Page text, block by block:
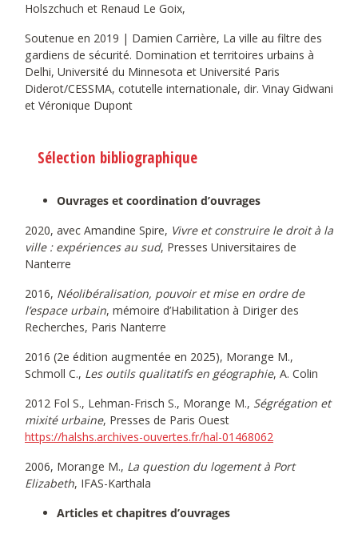
Holszchuch et Renaud Le Goix,
Soutenue en 2019 | Damien Carrière, La ville au filtre des
gardiens de sécurité. Domination et territoires urbains à
Delhi, Université du Minnesota et Université Paris
Diderot/CESSMA, cotutelle internationale, dir. Vinay Gidwani
et Véronique Dupont
Sélection bibliographique
Ouvrages et coordination d’ouvrages
2020, avec Amandine Spire, Vivre et construire le droit à la
ville : expériences au sud, Presses Universitaires de
Nanterre
2016, Néolibéralisation, pouvoir et mise en ordre de
l’espace urbain, mémoire d’Habilitation à Diriger des
Recherches, Paris Nanterre
2016 (2e édition augmentée en 2025), Morange M.,
Schmoll C., Les outils qualitatifs en géographie, A. Colin
2012 Fol S., Lehman-Frisch S., Morange M., Ségrégation et
mixité urbaine, Presses de Paris Ouest
https://halshs.archives-ouvertes.fr/hal-01468062
2006, Morange M., La question du logement à Port
Elizabeth, IFAS-Karthala
Articles et chapitres d’ouvrages